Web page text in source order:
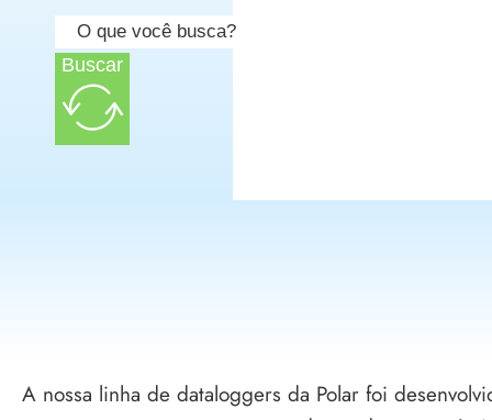
Buscar
A nossa linha de dataloggers da Polar foi